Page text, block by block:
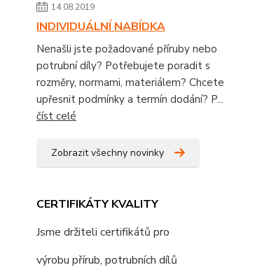
14.08.2019
INDIVIDUÁLNÍ NABÍDKA
Nenašli jste požadované příruby nebo
potrubní díly? Potřebujete poradit s
rozměry, normami, materiálem? Chcete
upřesnit podmínky a termín dodání? P...
číst celé
Zobrazit všechny novinky
CERTIFIKÁTY KVALITY
Jsme držiteli certifikátů pro
výrobu přírub, potrubních dílů